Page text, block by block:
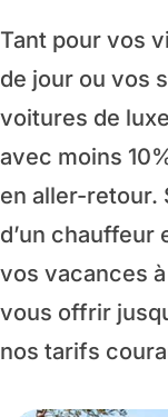
Tant pour vos
de jour ou vos
voitures de
avec moins
en aller-retour.
d’un chauffeur
vos vacances
vous offrir
nos tarifs